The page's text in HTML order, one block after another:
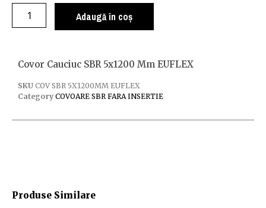
Adaugă în coș
Produse Similare
Covor Cauciuc SBR 5x1200 Mm EUFLEX
SKU COV SBR 5X1200MM EUFLEX
Category COVOARE SBR FARA INSERTIE